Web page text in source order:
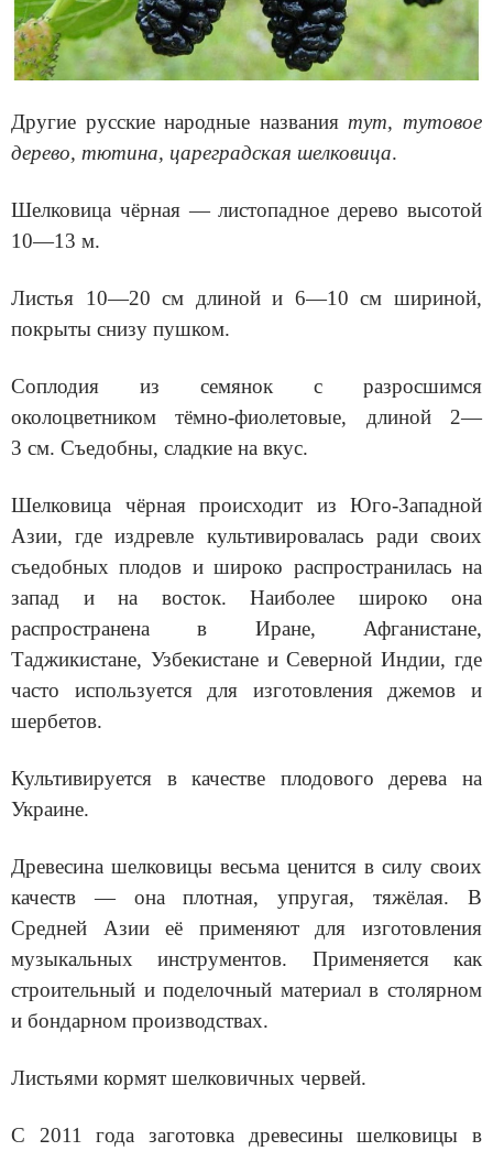
Другие русские народные названиятут, тутовое
дерево, тютина, цареградская шелковица.
Шелковица чёрная — листопадное дерево высотой
10—13 м.
Листья 10—20 см длиной и 6—10 см шириной,
покрыты снизу пушком.
Соплодия из семянок с разросшимся
околоцветником тёмно-фиолетовые, длиной 2—
3 см. Съедобны, сладкие на вкус.
Шелковица чёрная происходит из Юго-Западной
Азии, где издревле культивировалась ради своих
съедобных плодов и широко распространилась на
запад и на восток. Наиболее широко она
распространена в Иране, Афганистане,
Таджикистане, Узбекистане и Северной Индии, где
часто используется для изготовления джемов и
шербетов.
Культивируется в качестве плодового дерева на
Украине.
Древесина шелковицы весьма ценится в силу своих
качеств — она плотная, упругая, тяжёлая. В
Средней Азии её применяют для изготовления
музыкальных инструментов. Применяется как
строительный и поделочный материал в столярном
и бондарном производствах.
Листьями кормят шелковичных червей.
С 2011 года заготовка древесины шелковицы в